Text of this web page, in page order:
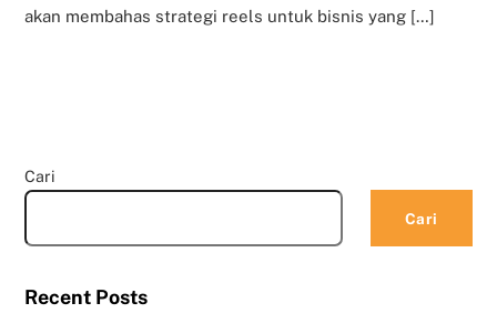
akan membahas strategi reels untuk bisnis yang […]
Cari
Cari
Recent Posts